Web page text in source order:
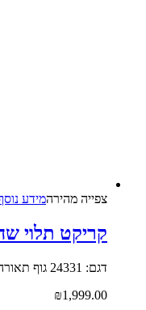
צפייה‬ ‫מהירה‬מידע
קריקט תלוי
דגם: 24331 גוף תאורה מעוצב לחלל הבית
₪1,999.00